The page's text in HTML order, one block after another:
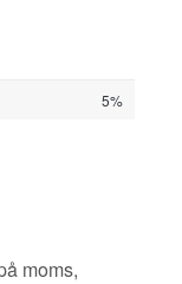
5%
moms,